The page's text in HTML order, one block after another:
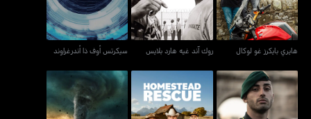
هايري بايكرز غو لوكال روك آند غيه هارد بلايس سيكرتس أوف ذا أندرغراوند